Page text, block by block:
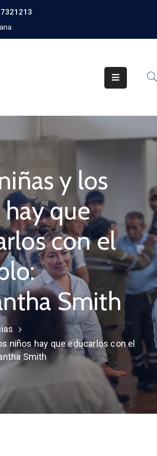
y los
que
con el
Smith
niños hay que educarlos con el
Smith